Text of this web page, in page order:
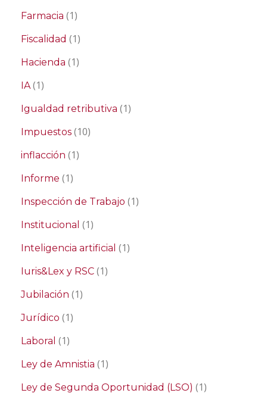
Farmacia (1)
Fiscalidad (1)
Hacienda (1)
IA(1)
Igualdad retributiva (1)
Impuestos (10)
inflacción (1)
Informe (1)
Inspección de Trabajo (1)
Institucional (1)
Inteligencia artificial (1)
Iuris&Lex y RSC (1)
Jubilación (1)
Jurídico (1)
Laboral (1)
Ley de Amnistia (1)
Ley de Segunda Oportunidad (LSO) (1)